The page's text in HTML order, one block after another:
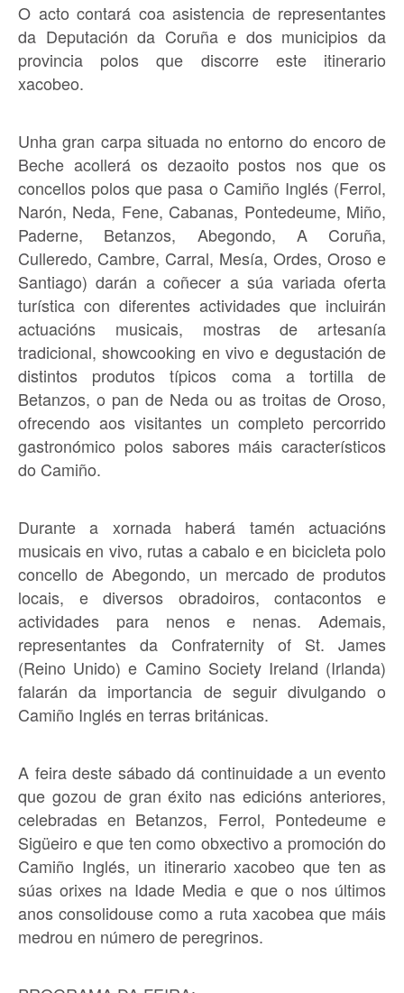
O acto contará coa asistencia de representantes
da Deputación da Coruña e dos municipios da
provincia polos que discorre este itinerario
xacobeo.
Unha gran carpa situada no entorno do encoro de
Beche acollerá os dezaoito postos nos que os
concellos polos que pasa o Camiño Inglés (Ferrol,
Narón, Neda, Fene, Cabanas, Pontedeume, Miño,
Paderne, Betanzos, Abegondo, A Coruña,
Culleredo, Cambre, Carral, Mesía, Ordes, Oroso e
Santiago) darán a coñecer a súa variada oferta
turística con diferentes actividades que incluirán
actuacións musicais, mostras de artesanía
tradicional, showcooking en vivo e degustación de
distintos produtos típicos coma a tortilla de
Betanzos, o pan de Neda ou as troitas de Oroso,
ofrecendo aos visitantes un completo percorrido
gastronómico polos sabores máis característicos
do Camiño.
Durante a xornada haberá tamén actuacións
musicais en vivo, rutas a cabalo e en bicicleta polo
concello de Abegondo, un mercado de produtos
locais, e diversos obradoiros, contacontos e
actividades para nenos e nenas. Ademais,
representantes da Confraternity of St. James
(Reino Unido) e Camino Society Ireland (Irlanda)
falarán da importancia de seguir divulgando o
Camiño Inglés en terras británicas.
A feira deste sábado dá continuidade a un evento
que gozou de gran éxito nas edicións anteriores,
celebradas en Betanzos, Ferrol, Pontedeume e
Sigüeiro e que ten como obxectivo a promoción do
Camiño Inglés, un itinerario xacobeo que ten as
súas orixes na Idade Media e que o nos últimos
anos consolidouse como a ruta xacobea que máis
medrou en número de peregrinos.